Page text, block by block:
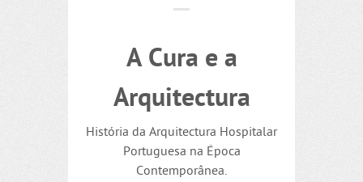
A Cura e a
Arquitectura
História da Arquitectura Hospitalar
Portuguesa na Época
Contemporânea.